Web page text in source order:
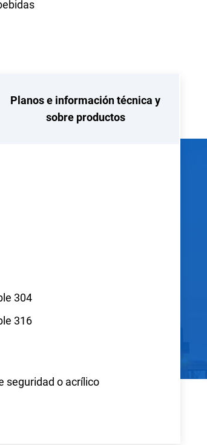
Planos e información técnica y
sobre productos
304
316
seguridad o acrílico